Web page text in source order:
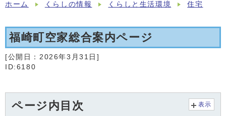
ホーム くらしの情報 くらしと生活環境 住宅
福崎町空家総合案内ページ
[公開日： 2026年3月31日 ]
ID:6180
ページ内目次 表示